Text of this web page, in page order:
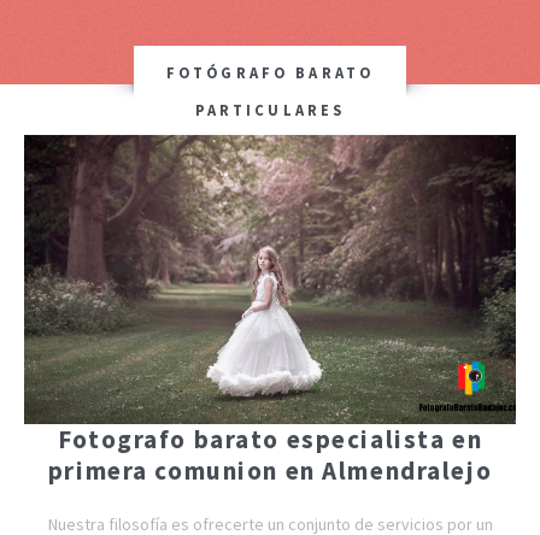
FOTÓGRAFO BARATO
PARTICULARES
Fotografo barato especialista en
primera comunion en Almendralejo
Nuestra filosofía es ofrecerte un conjunto de servicios por un